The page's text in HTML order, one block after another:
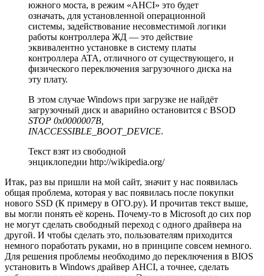
южного моста, в режим «AHCI» это будет
означать, для установленной операционной
системы, задействование несовместимой логики
работы контроллера ЖД — это действие
эквивалентно установке в систему платы
контроллера ATA, отличного от существующего, и
физического переключения загрузочного диска на
эту плату.
В этом случае Windows при загрузке не найдёт
загрузочный диск и аварийно остановится с BSOD
STOP 0x0000007B,
INACCESSIBLE_BOOT_DEVICE.
Текст взят из свободной
энциклопедии http://wikipedia.org/
Итак, раз вы пришли на мой сайт, значит у нас появилась
общая проблема, которая у вас появилась после покупки
нового SSD (К примеру в ОГО.ру). И прочитав текст выше,
вы могли понять её корень. Почему-то в Microsoft до сих пор
не могут сделать свободный переход с одного драйвера на
другой. И чтобы сделать это, пользователям приходится
немного поработать руками, но в принципе совсем немного.
Для решения проблемы необходимо до переключения в BIOS
установить в Windows драйвер AHCI, а точнее, сделать